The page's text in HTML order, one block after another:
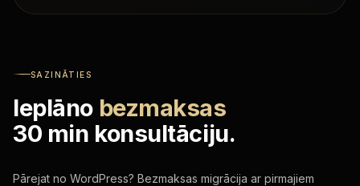
SAZINĀTIES
Ieplāno bezmaksas
30 min konsultāciju.
Pārejat no WordPress? Bezmaksas migrācija ar pirmajiem